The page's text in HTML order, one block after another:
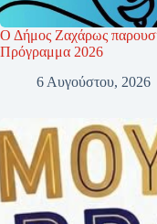
Ο Δήμος Ζαχάρως
Πρόγραμμα 2026
6 Αυγούστου, 2026